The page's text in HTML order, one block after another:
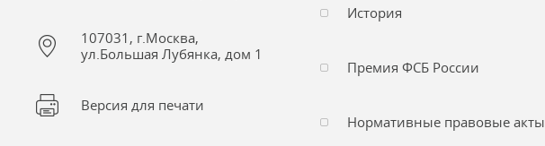
107031, г.Москва,
ул.Большая Лубянка, дом 1
Версия для печати
История
Премия ФСБ России
Нормативные правовые акты